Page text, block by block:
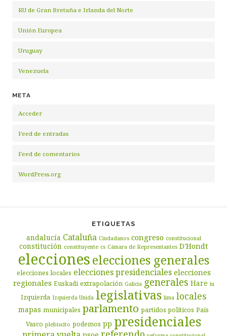
RU de Gran Bretaña e Irlanda del Norte
Unión Europea
Uruguay
Venezuela
META
Acceder
Feed de entradas
Feed de comentarios
WordPress.org
ETIQUETAS
andalucía Cataluña Ciudadanos congreso constitucional
constitución constituyente cs Cámara de Representantes D'Hondt
eleccioneselecciones generales
elecciones locales elecciones presidenciales elecciones
regionales Euskadi extrapolación Galicia generales Hare iu
Izquierda Izquierda Unida legislativas lima locales
mapas municipales parlamento partidos políticos País
Vasco plebiscito podemos pp presidenciales